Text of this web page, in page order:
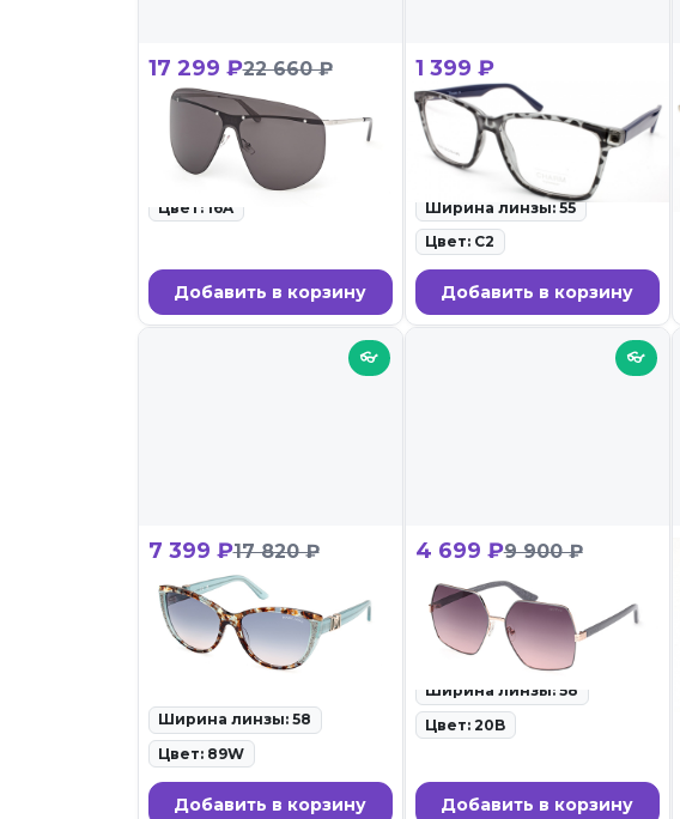
17 299 ₽22 660 ₽
GCDS GD 0072 16A
ID: 105420 • Солнцезащитные
очки • 27.02.26
Цвет: 16A
Добавить в корзину
1 399 ₽
CHARM 7076 C2
ID: 105236 • Оправы для очков
• 27.02.26
Ширина линзы: 55
Цвет: C2
Добавить в корзину
👓
7 399 ₽17 820 ₽
Guess by Marciano GMS
00011 89W
ID: 102769 • Солнцезащитные
Ширина линзы: 58
Цвет: 89W
Добавить в корзину
👓
4 699 ₽9 900 ₽
Guess GUS 7881-H 20B
ID: 101813 • Солнцезащитные
очки • 27.02.26
Ширина линзы: 58
Цвет: 20B
Добавить в корзину